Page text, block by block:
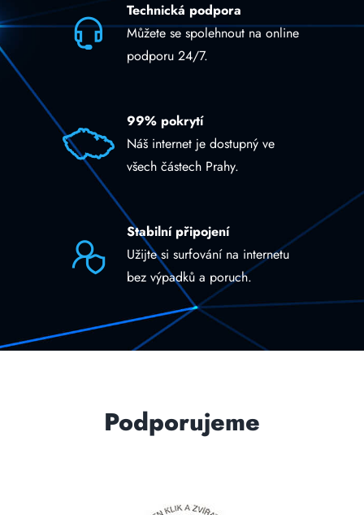
Technická podpora
Můžete se spolehnout na online
podporu 24/7.
99% pokrytí
Náš internet je dostupný ve
všech částech Prahy.
Stabilní připojení
Užijte si surfování na internetu
bez výpadků a poruch.
Podporujeme